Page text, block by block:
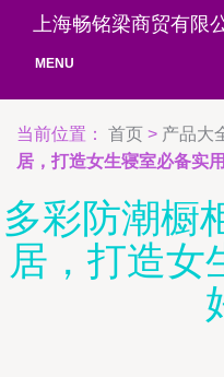
上海畅铭梁商贸有限
MENU
当前位置： 首页 > 产品大
居，打造女生寝室必备实
多彩防潮橱
居，打造女